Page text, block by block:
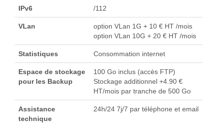
IPv6 /112
VLan
option VLan 1G + 10 € HT /mois
option VLan 10G + 20 € HT /mois
Statistiques Consommation internet
Espace de stockage
pour les Backup
100 Go inclus (accès FTP)
Stockage additionnel +4.90 €
HT/mois par tranche de 500 Go
Assistance
technique
24h/24 7j/7 par téléphone et email